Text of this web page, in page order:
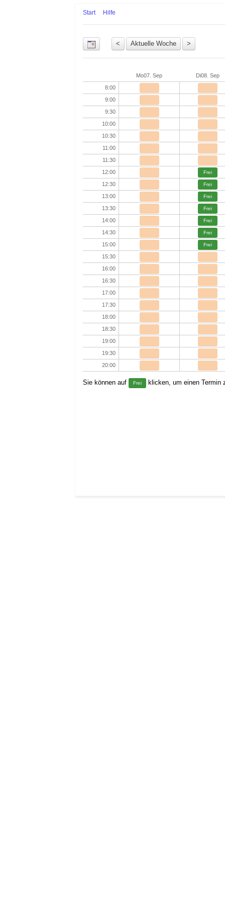
Start Hilfe
Mo07. Sep Di08. Sep
8:00
9:00
9:30
10:00
10:30
11:00
11:30
12:00
Frei
12:30 Frei
13:00 Frei
13:30 Frei
14:00 Frei
14:30 Frei
15:00 Frei
15:30
16:00
16:30
17:00
17:30
18:00
18:30
19:00
19:30
20:00
Sie können auf Frei klicken, um einen Termin